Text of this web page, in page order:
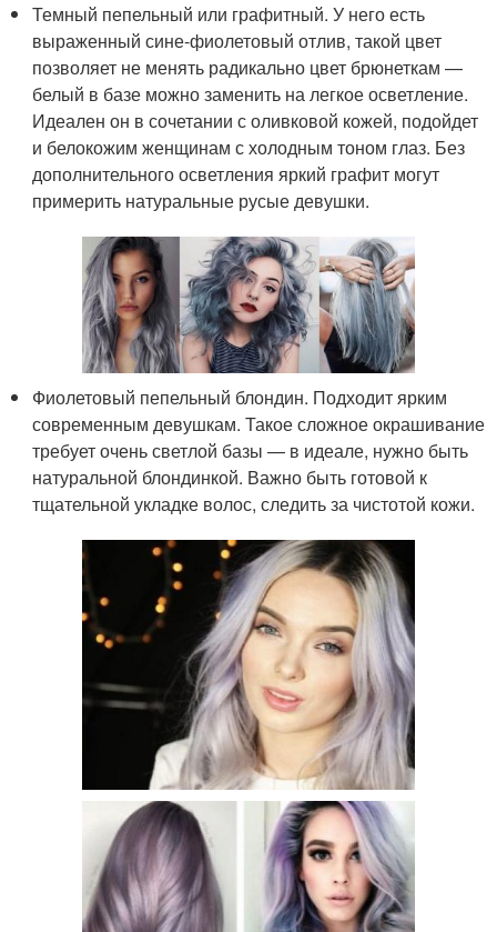
Темный пепельный или графитный. У него есть
выраженный сине-фиолетовый отлив, такой цвет
позволяет не менять радикально цвет брюнеткам —
белый в базе можно заменить на легкое осветление.
Идеален он в сочетании с оливковой кожей, подойдет
и белокожим женщинам с холодным тоном глаз. Без
дополнительного осветления яркий графит могут
примерить натуральные русые девушки.
Фиолетовый пепельный блондин. Подходит ярким
современным девушкам. Такое сложное окрашивание
требует очень светлой базы — в идеале, нужно быть
натуральной блондинкой. Важно быть готовой к
тщательной укладке волос, следить за чистотой кожи.